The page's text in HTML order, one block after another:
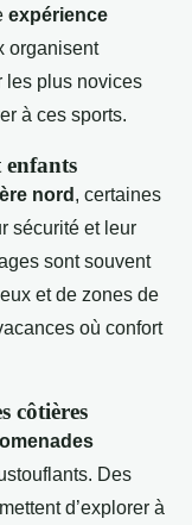
expérience
organisent
les plus novices
à ces sports.
enfants
nord , certaines
sécurité et leur
sont souvent
et de zones de
où confort
côtières
Des
d’explorer à